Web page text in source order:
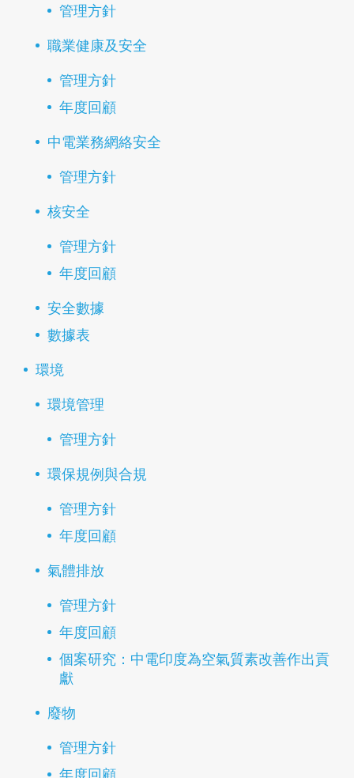
管理方針
職業健康及安全
管理方針
年度回顧
中電業務網絡安全
管理方針
核安全
管理方針
年度回顧
安全數據
數據表
環境
環境管理
管理方針
環保規例與合規
管理方針
年度回顧
氣體排放
管理方針
年度回顧
個案研究：中電印度為空氣質素改善作出貢
獻
廢物
管理方針
年度回顧